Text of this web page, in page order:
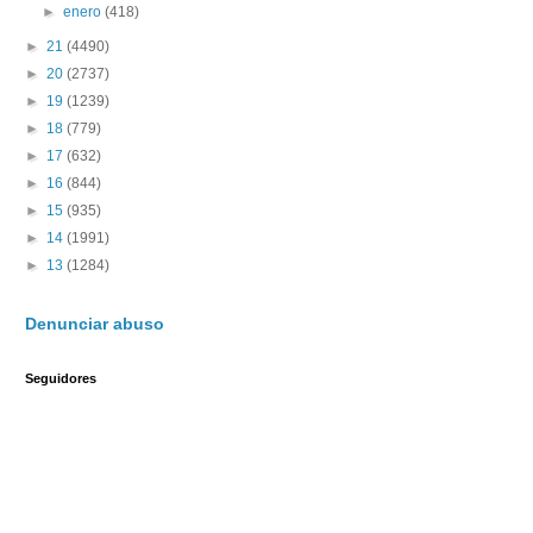
►enero(418)
► 21 (4490)
► 20 (2737)
► 19 (1239)
► 18 (779)
► 17 (632)
► 16 (844)
► 15 (935)
► 14 (1991)
► 13 (1284)
Denunciar abuso
Seguidores